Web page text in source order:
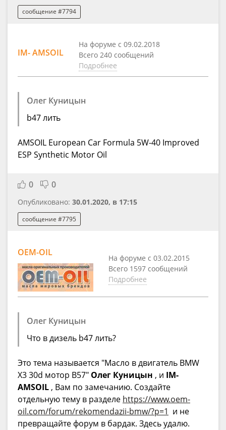
сообщение #7794
IM- AMSOIL
На форуме с 09.02.2018
Всего 240 сообщений
Подробнее
Олег Куницын
b47 лить
AMSOIL European Car Formula 5W-40 Improved
ESP Synthetic Motor Oil
0 0
Опубликовано: 30.01.2020, в 17:15
сообщение #7795
OEM-OIL
На форуме с 03.02.2015
Всего 1597 сообщений
Подробнее
Олег Куницын
Что в дизель b47 лить?
Это тема называется "Масло в двигатель BMW
X3 30d мотор B57" Олег Куницын , и IM-
AMSOIL , Вам по замечанию. Создайте
отдельную тему в разделе https://www.oem-
oil.com/forum/rekomendazii-bmw/?p=1 и не
превращайте форум в бардак. Здесь удалю.